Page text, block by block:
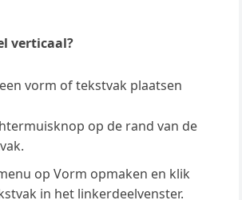
verticaal?
vorm of tekstvak plaatsen
op de rand van de
op Vorm opmaken en klik
in het linkerdeelvenster.